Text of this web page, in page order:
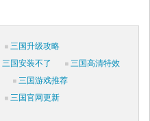
三国升级攻略
三国安装不了
三国高清特效
三国游戏推荐
三国官网更新